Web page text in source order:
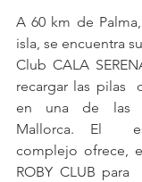
A 60 km de
isla, se encuentra
Club CALA
recargar las pilas
en una de las
Mallorca. El
complejo ofrece,
ROBY CLUB